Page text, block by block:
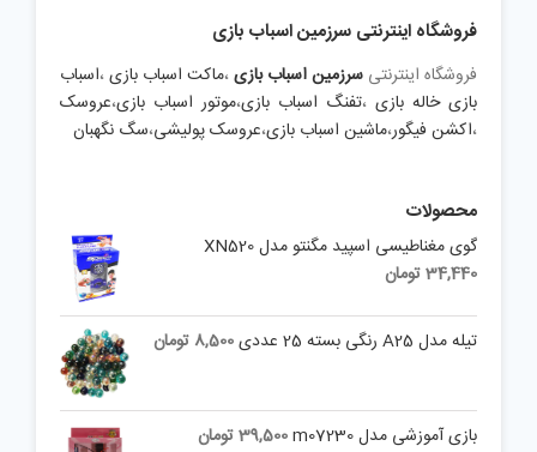
فروشگاه اینترنتی سرزمین اسباب بازی
فروشگاه اینترنتی سرزمین اسباب بازی،ماکت اسباب بازی،اسباب
بازی خاله بازی ،تفنگ اسباب بازی،موتور اسباب بازی،عروسک
،اکشن فیگور،ماشین اسباب بازی،عروسک پولیشی،سگ نگهبان
محصولات
گوی مغناطیسی اسپید مگنتو مدل XN520
34,440تومان
تیله مدل A25 رنگی بسته 25 عددی 8,500 تومان
بازی آموزشی مدل m07230 39,500تومان